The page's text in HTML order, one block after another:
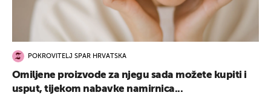
POKROVITELJ SPAR HRVATSKA
Omiljene proizvode za njegu sada možete kupiti i
usput, tijekom nabavke namirnica...